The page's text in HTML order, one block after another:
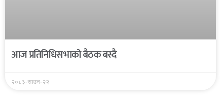
आज प्रतिनिधिसभाको बैठक बस्दै
२०८३-साउन-२२